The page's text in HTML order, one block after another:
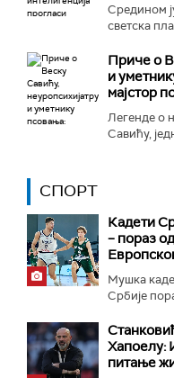
Средином
светска
Приче о
и
мајстор
Легенде о
Савићу,
СПОРТ
Кадети
– пораз
Мушка
Србије
Хапоелу:
питање